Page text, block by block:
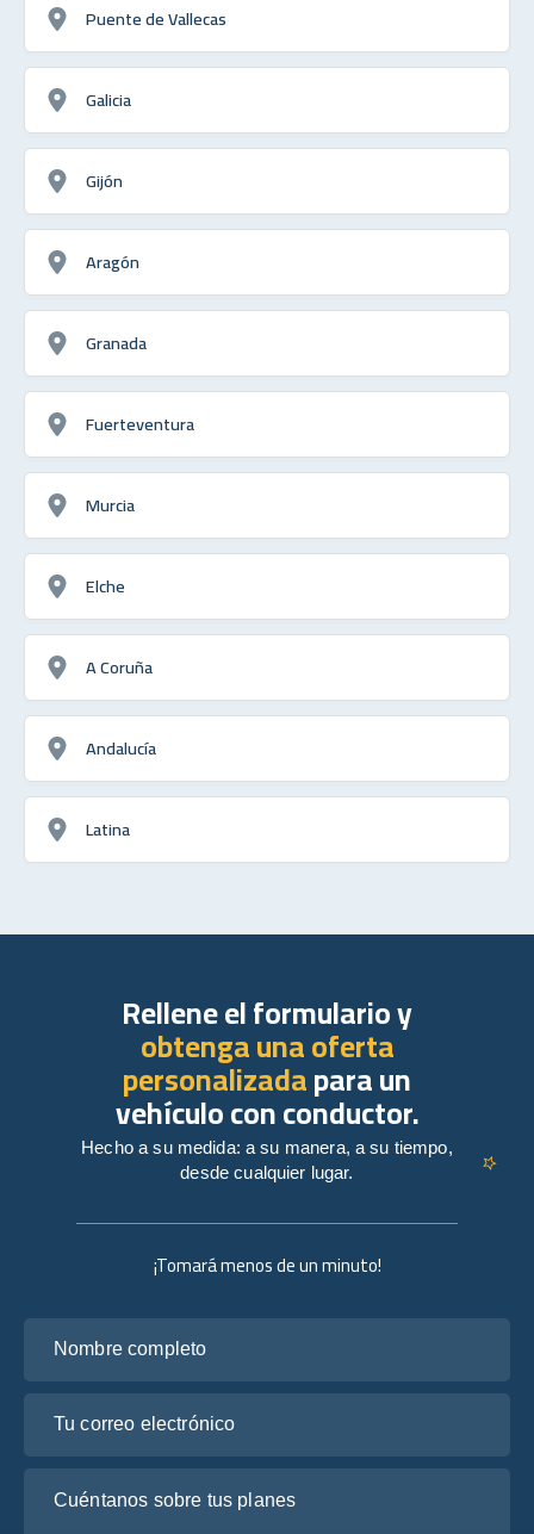
Puente de Vallecas
Galicia
Gijón
Aragón
Granada
Fuerteventura
Murcia
Elche
A Coruña
Andalucía
Latina
¡Tomará menos de un minuto!
Rellene el formulario y
obtenga una oferta
personalizadapara un
vehículo con conductor.
Hecho a su medida: a su manera, a su tiempo,
desde cualquier lugar.